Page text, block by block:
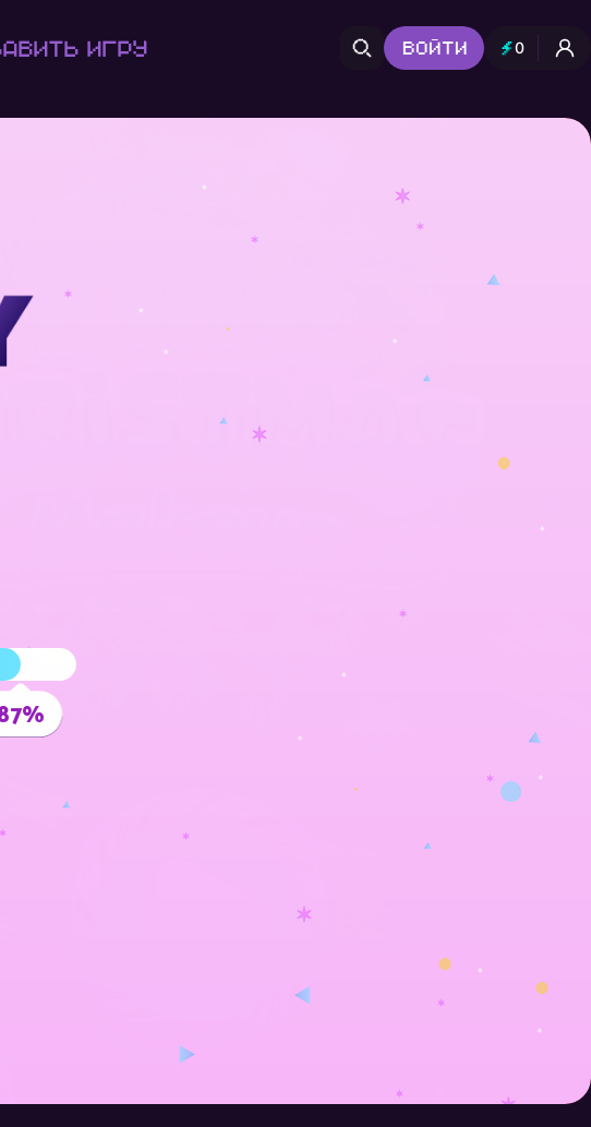
игру Войти 0